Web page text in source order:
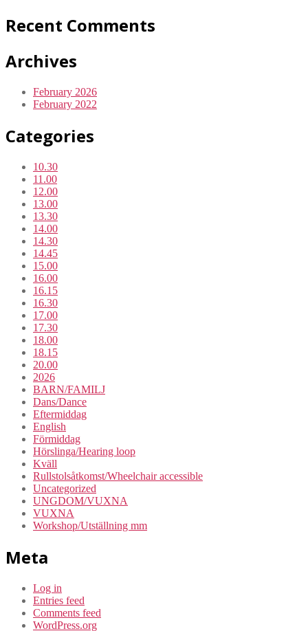
Recent Comments
Archives
February 2026
February 2022
Categories
10.30
11.00
12.00
13.00
13.30
14.00
14.30
14.45
15.00
16.00
16.15
16.30
17.00
17.30
18.00
18.15
20.00
2026
BARN/FAMILJ
Dans/Dance
Eftermiddag
English
Förmiddag
Hörslinga/Hearing loop
Kväll
Rullstolsåtkomst/Wheelchair accessible
Uncategorized
UNGDOM/VUXNA
VUXNA
Workshop/Utställning mm
Meta
Log in
Entries feed
Comments feed
WordPress.org